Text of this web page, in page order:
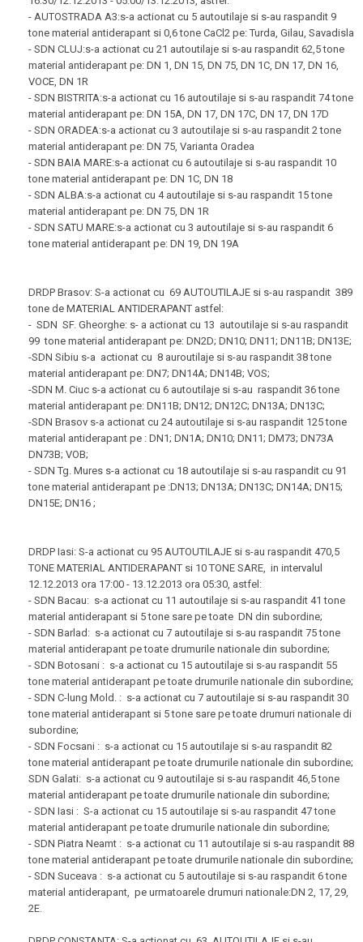
- AUTOSTRADA A3:s-a actionat cu 5 autoutilaje si s-au raspandit 9
tone material antiderapant si 0,6 tone CaCl2 pe: Turda, Gilau, Savadisla
- SDN CLUJ:s-a actionat cu 21 autoutilaje si s-au raspandit 62,5 tone
material antiderapant pe: DN 1, DN 15, DN 75, DN 1C, DN 17, DN 16,
VOCE, DN 1R
- SDN BISTRITA:s-a actionat cu 16 autoutilaje si s-au raspandit 74 tone
material antiderapant pe: DN 15A, DN 17, DN 17C, DN 17, DN 17D
- SDN ORADEA:s-a actionat cu 3 autoutilaje si s-au raspandit 2 tone
material antiderapant pe: DN 75, Varianta Oradea
- SDN BAIA MARE:s-a actionat cu 6 autoutilaje si s-au raspandit 10
tone material antiderapant pe: DN 1C, DN 18
- SDN ALBA:s-a actionat cu 4 autoutilaje si s-au raspandit 15 tone
material antiderapant pe: DN 75, DN 1R
- SDN SATU MARE:s-a actionat cu 3 autoutilaje si s-au raspandit 6
tone material antiderapant pe: DN 19, DN 19A
DRDP Brasov: S-a actionat cu 69 AUTOUTILAJE si s-au raspandit 389
tone de MATERIAL ANTIDERAPANT astfel:
- SDN SF. Gheorghe: s- a actionat cu 13 autoutilaje si s-au raspandit
99 tone material antiderapant pe: DN2D; DN10; DN11; DN11B; DN13E;
-SDN Sibiu s-a actionat cu 8 auroutilaje si s-au raspandit 38 tone
material antiderapant pe: DN7; DN14A; DN14B; VOS;
-SDN M. Ciuc s-a actionat cu 6 autoutilaje si s-au raspandit 36 tone
material antiderapant pe: DN11B; DN12; DN12C; DN13A; DN13C;
-SDN Brasov s-a actionat cu 24 autoutilaje si s-au raspandit 125 tone
material antiderapant pe : DN1; DN1A; DN10; DN11; DM73; DN73A
DN73B; VOB;
- SDN Tg. Mures s-a actionat cu 18 autoutilaje si s-au raspandit cu 91
tone material antiderapant pe :DN13; DN13A; DN13C; DN14A; DN15;
DN15E; DN16 ;
DRDP Iasi: S-a actionat cu 95 AUTOUTILAJE si s-au raspandit 470,5
TONE MATERIAL ANTIDERAPANT si 10 TONE SARE, in intervalul
12.12.2013 ora 17:00 - 13.12.2013 ora 05:30, astfel:
- SDN Bacau: s-a actionat cu 11 autoutilaje si s-au raspandit 41 tone
material antiderapant si 5 tone sare pe toate DN din subordine;
- SDN Barlad: s-a actionat cu 7 autoutilaje si s-au raspandit 75 tone
material antiderapant pe toate drumurile nationale din subordine;
- SDN Botosani : s-a actionat cu 15 autoutilaje si s-au raspandit 55
tone material antiderapant pe toate drumurile nationale din subordine;
- SDN C-lung Mold. : s-a actionat cu 7 autoutilaje si s-au raspandit 30
tone material antiderapant si 5 tone sare pe toate drumuri nationale di
subordine;
- SDN Focsani : s-a actionat cu 15 autoutilaje si s-au raspandit 82
tone material antiderapant pe toate drumurile nationale din subordine;
SDN Galati: s-a actionat cu 9 autoutilaje si s-au raspandit 46,5 tone
material antiderapant pe toate drumurile nationale din subordine;
- SDN Iasi : S-a actionat cu 15 autoutilaje si s-au raspandit 47 tone
material antiderapant pe toate drumurile nationale din subordine;
- SDN Piatra Neamt : s-a actionat cu 11 autoutilaje si s-au raspandit 88
tone material antiderapant pe toate drumurile nationale din subordine;
- SDN Suceava : s-a actionat cu 5 autoutilaje si s-au raspandit 6 tone
material antiderapant, pe urmatoarele drumuri nationale:DN 2, 17, 29,
2E.